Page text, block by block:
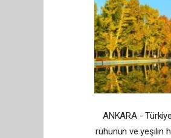
ANKARA -
ruhunun ve yeşilin